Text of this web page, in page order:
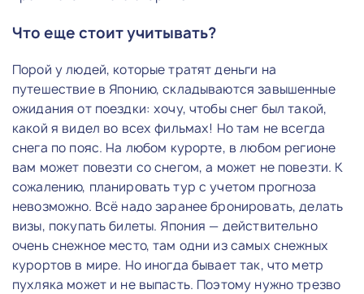
Что еще стоит учитывать?
Порой у людей, которые тратят деньги на
путешествие в Японию, складываются завышенные
ожидания от поездки: хочу, чтобы снег был такой,
какой я видел во всех фильмах! Но там не всегда
снега по пояс. На любом курорте, в любом регионе
вам может повезти со снегом, а может не повезти. К
сожалению, планировать тур с учетом прогноза
невозможно. Всё надо заранее бронировать, делать
визы, покупать билеты. Япония — действительно
очень снежное место, там одни из самых снежных
курортов в мире. Но иногда бывает так, что метр
пухляка может и не выпасть. Поэтому нужно трезво